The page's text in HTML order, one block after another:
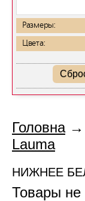
Размеры:
Цвета:
Головна→
Lauma
НИЖНЕЕ
Товары